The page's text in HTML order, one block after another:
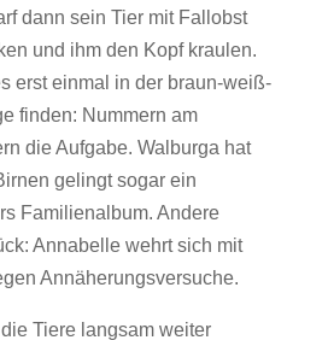
dann sein Tier mit Fallobst
und ihm den Kopf kraulen.
erst einmal in der braun-weiß-
finden: Nummern am
die Aufgabe. Walburga hat
gelingt sogar ein
Familienalbum. Andere
Annabelle wehrt sich mit
Annäherungsversuche.
Tiere langsam weiter